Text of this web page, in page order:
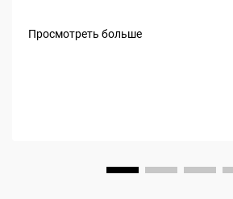
окончательной доставки материалов.
Просмотреть больше